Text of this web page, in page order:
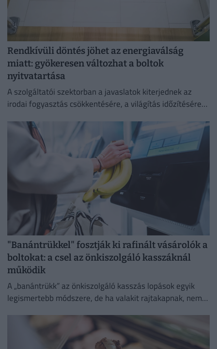
Rendkívüli döntés jöhet az energiaválság
miatt: gyökeresen változhat a boltok
nyitvatartása
A szolgáltatói szektorban a javaslatok kiterjednek az
irodai fogyasztás csökkentésére, a világítás időzítésére
"Banántrükkel" fosztják ki rafinált vásárolók a
boltokat: a csel az önkiszolgáló kasszáknál
működik
A „banántrükk” az önkiszolgáló kasszás lopások egyik
legismertebb módszere, de ha valakit rajtakapnak, nem